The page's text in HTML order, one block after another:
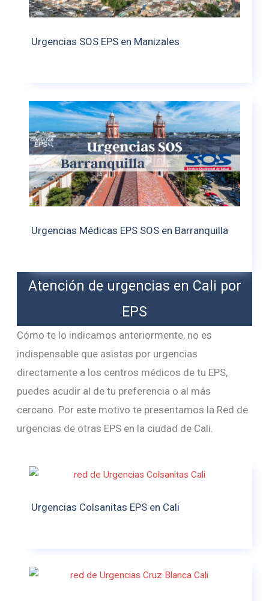
Urgencias SOS EPS en Manizales
Urgencias Médicas EPS SOS en Barranquilla
Atención de urgencias en Cali por
EPS
Cómo te lo indicamos anteriormente, no es
indispensable que asistas por urgencias
directamente a los centros médicos de tu EPS,
puedes acudir al de tu preferencia o al más
cercano. Por este motivo te presentamos la Red de
urgencias de otras EPS en la ciudad de Cali.
Urgencias Colsanitas EPS en Cali